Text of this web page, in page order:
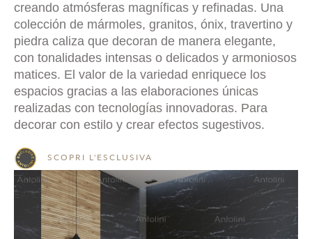
creando atmósferas magníficas y refinadas. Una
colección de mármoles, granitos, ónix, travertino y
piedra caliza que decoran de manera elegante,
con tonalidades intensas o delicados y armoniosos
matices. El valor de la variedad enriquece los
espacios gracias a las elaboraciones únicas
realizadas con tecnologías innovadoras. Para
decorar con estilo y crear efectos sugestivos.
SCOPRI L'ESCLUSIVA